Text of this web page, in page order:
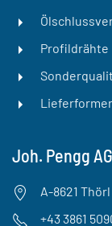
Profildrähte
Joh. Pengg AG
A-8621 Thörl
+43 3861